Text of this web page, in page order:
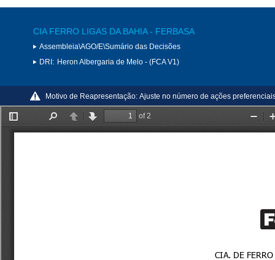
CIA FERRO LIGAS DA BAHIA - FERBASA
Assembleia\AGO/E\Sumário das Decisões
DRI: Heron Albergaria de Melo - (FCA V1)
Motivo de Reapresentação: Ajuste no número de ações